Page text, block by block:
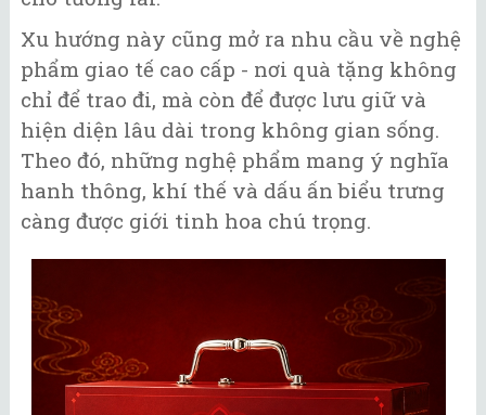
Xu hướng này cũng mở ra nhu cầu về nghệ
phẩm giao tế cao cấp - nơi quà tặng không
chỉ để trao đi, mà còn để được lưu giữ và
hiện diện lâu dài trong không gian sống.
Theo đó, những nghệ phẩm mang ý nghĩa
hanh thông, khí thế và dấu ấn biểu trưng
càng được giới tinh hoa chú trọng.